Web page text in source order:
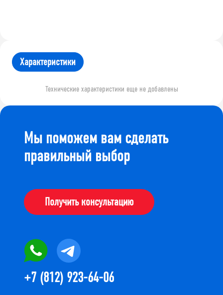
Характеристики
Технические характеристики еще не добавлены
Мы поможем вам сделать
правильный выбор
Получить консультацию
+7 (812) 923-64-06